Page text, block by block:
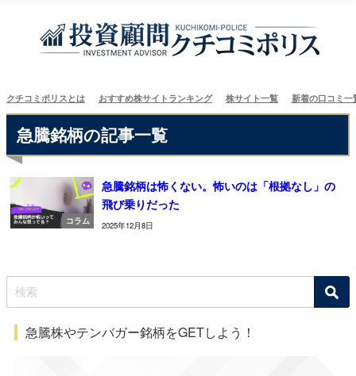
クチコミポリスとは おすすめ株サイトランキング 株サイト一覧 新着の口コミ一
急騰銘柄の記事一覧
コラム
急騰銘柄は怖くない。怖いのは「根拠なし」の
飛び乗りだった
2025年12月8日
急騰株やテンバガー銘柄をGETしよう！